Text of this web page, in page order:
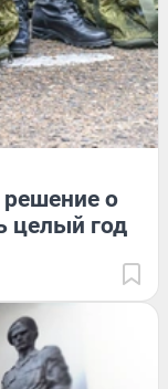
решение о
целый год